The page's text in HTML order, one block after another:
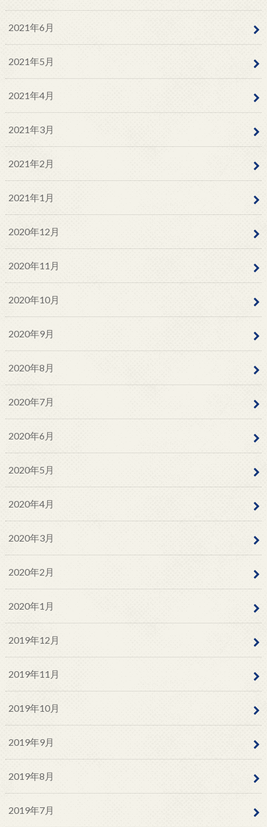
2021年6月
2021年5月
2021年4月
2021年3月
2021年2月
2021年1月
2020年12月
2020年11月
2020年10月
2020年9月
2020年8月
2020年7月
2020年6月
2020年5月
2020年4月
2020年3月
2020年2月
2020年1月
2019年12月
2019年11月
2019年10月
2019年9月
2019年8月
2019年7月